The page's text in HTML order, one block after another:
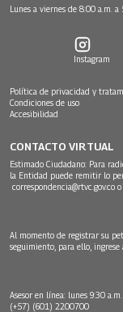
Lunes a viernes de 8:00 a.m. a
Instagram
Política de privacidad y
Condiciones de uso
Accesibilidad
CONTACTO VIRTUAL
Estimado Ciudadano: Para
la Entidad puede remitir lo
correspondencia@rtvc.gov.co
Al momento de registrar su
seguimiento, para ello, ingrese
Asesor en línea: lunes 9:30
(+57) (601) 2200700